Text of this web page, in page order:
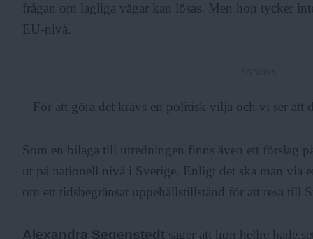
frågan om lagliga vägar kan lösas. Men hon tycker
EU-nivå.
– För att göra det krävs en politisk vilja och vi ser att
Som en bilaga till utredningen finns även ett förslag
ut på nationell nivå i Sverige. Enligt det ska man via
om ett tidsbegränsat uppehållstillstånd för att resa till
Alexandra Segenstedt säger att hon hellre hade